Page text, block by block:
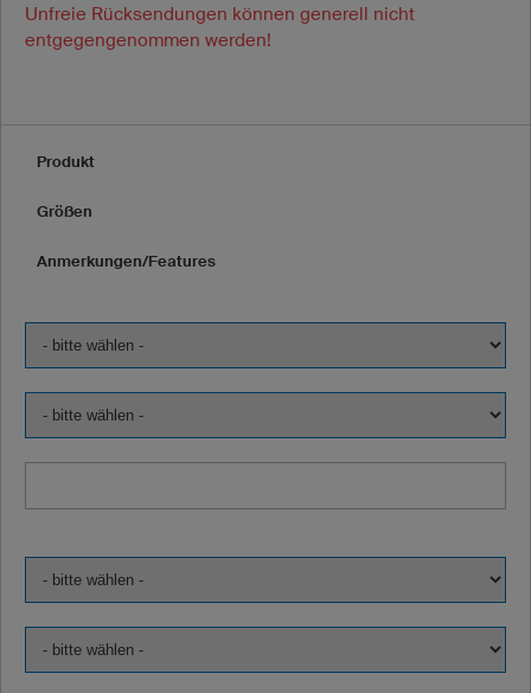
Unfreie Rücksendungen können generell nicht
entgegengenommen werden!
Produkt
Größen
Anmerkungen/Features